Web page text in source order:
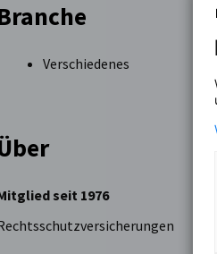
Verschiedenes
seit 1976